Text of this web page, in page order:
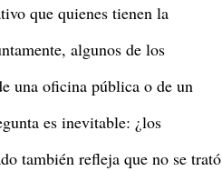
que quienes tienen la
algunos de los
una oficina pública o de un
es inevitable: ¿los
también refleja que no se trató